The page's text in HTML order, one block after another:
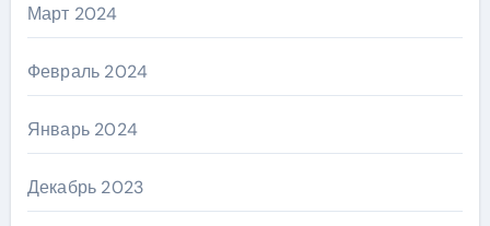
Март 2024
Февраль 2024
Январь 2024
Декабрь 2023